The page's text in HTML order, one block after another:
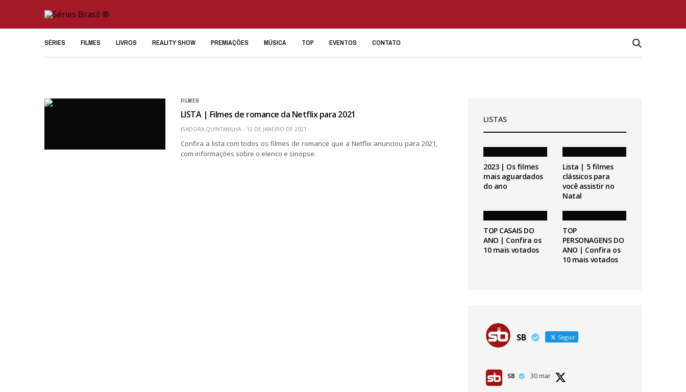
SÉRIES FILMES LIVROS REALITY SHOW PREMIAÇÕES MÚSICA TOP EVENTOS CONTATO
FILMES
LISTA | Filmes de romance da Netflix para 2021
ISADORA QUINTANILHA 12 DE JANEIRO DE 2021
Confira a lista com todos os filmes de romance que a Netflix anunciou para 2021,
com informações sobre o elenco e sinopse.
LISTAS
2023 | Os filmes
mais aguardados
do ano
Lista | 5 filmes
clássicos para
você assistir no
Natal
TOP CASAIS DO
ANO | Confira os
10 mais votados
TOP
PERSONAGENS DO
ANO | Confira os
10 mais votados
SB Seguir
SB 30 mar